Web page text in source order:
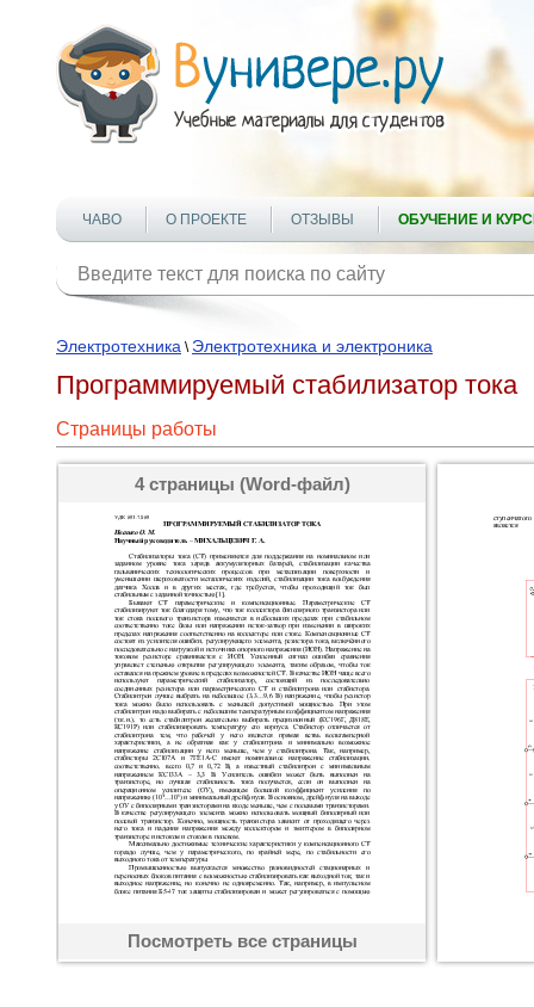
ЧАВО О ПРОЕКТЕ ОТЗЫВЫ ОБУЧЕНИЕ И
Электротехника \ Электротехника и электроника
Программируемый стабилизатор тока
Страницы работы
4 страницы (Word-файл)
Посмотреть все страницы